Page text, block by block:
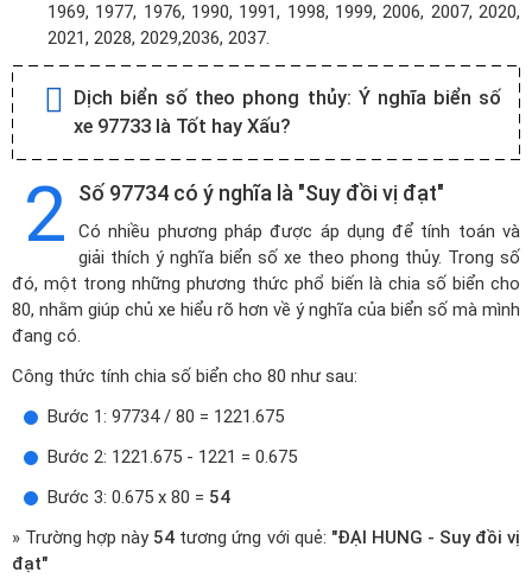
1969, 1977, 1976, 1990, 1991, 1998, 1999, 2006, 2007, 2020,
2021, 2028, 2029,2036, 2037.
Dịch biển số theo phong thủy: Ý nghĩa biển số
xe 97733 là Tốt hay Xấu?
2 Số 97734 có ý nghĩa là "Suy đồi vị đạt"
Có nhiều phương pháp được áp dụng để tính toán và
giải thích ý nghĩa biển số xe theo phong thủy. Trong số
đó, một trong những phương thức phổ biến là chia số biển cho
80, nhằm giúp chủ xe hiểu rõ hơn về ý nghĩa của biển số mà mình
đang có.
Công thức tính chia số biển cho 80 như sau:
Bước 1: 97734 / 80 = 1221.675
Bước 2: 1221.675 - 1221 = 0.675
Bước 3: 0.675 x 80 = 54
» Trường hợp này 54 tương ứng với quẻ: "ĐẠI HUNG - Suy đồi vị
đạt"